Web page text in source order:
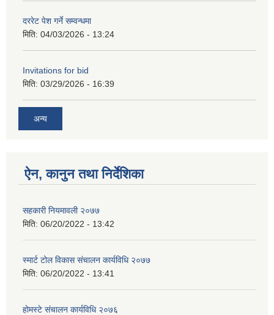
दररेट पेश गर्ने सम्वन्धमा
मिति: 04/03/2026 - 13:24
Invitations for bid
मिति: 03/29/2026 - 16:39
अन्य
ऐन, कानुन तथा निर्देशिका
सहकारी नियमावली २०७७
मिति: 06/20/2022 - 13:42
स्मार्ट टोल विकास संचालन कार्यविधि २०७७
मिति: 06/20/2022 - 13:41
होमस्टे संचालन कार्यविधि २०७६